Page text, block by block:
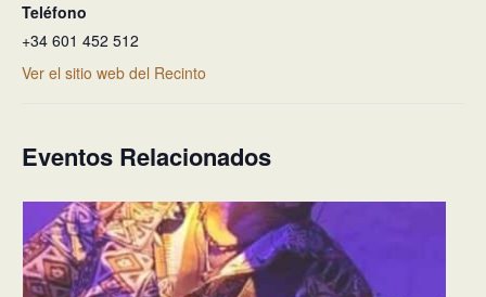
Teléfono
+34 601 452 512
Ver el sitio web del Recinto
Eventos Relacionados